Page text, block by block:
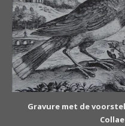
Gravure met de